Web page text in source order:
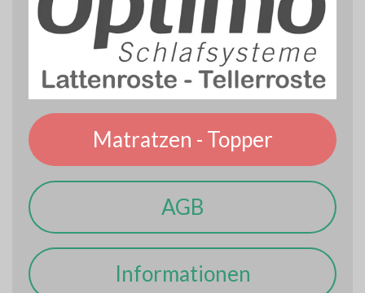
Matratzen - Topper
AGB
Informationen